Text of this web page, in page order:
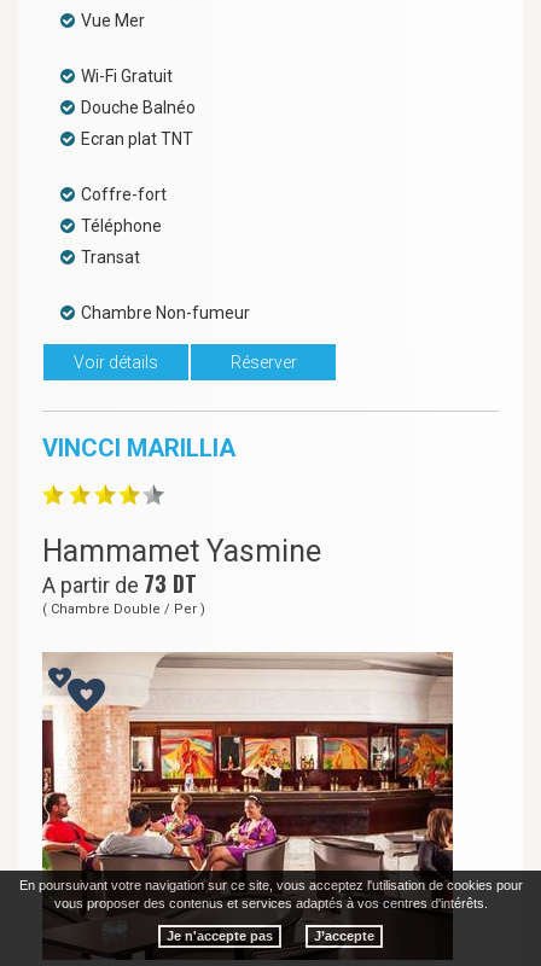
Vue Mer
Wi-Fi Gratuit
Douche Balnéo
Ecran plat TNT
Coffre-fort
Téléphone
Transat
Chambre Non-fumeur
Voir détails Réserver
Hammamet Yasmine
A partir de 73 DT
( Chambre Double / Per )
VINCCI MARILLIA
En poursuivant votre navigation sur ce site, vous acceptez l'utilisation de cookies pour
vous proposer des contenus et services adaptés à vos centres d'intérêts.
Je n'accepte pas